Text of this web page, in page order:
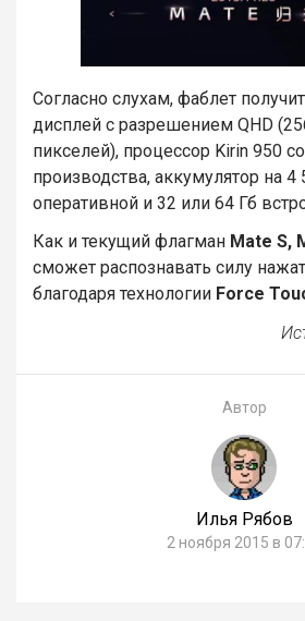
Согласно слухам, фаблет
дисплей с разрешением QHD
пикселей), процессор Kirin 950
производства, аккумулятор на 4
оперативной и 32 или 64 Гб
Как и текущий флагман Mate S,
сможет распознавать силу
благодаря технологии Force
Автор
Илья Рябов
2 ноября 2015 в